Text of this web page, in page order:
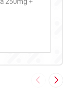
Imagem